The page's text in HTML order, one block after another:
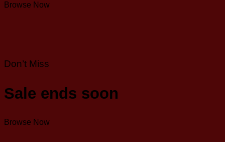
Browse Now
Don’t Miss
Sale ends soon
Browse Now